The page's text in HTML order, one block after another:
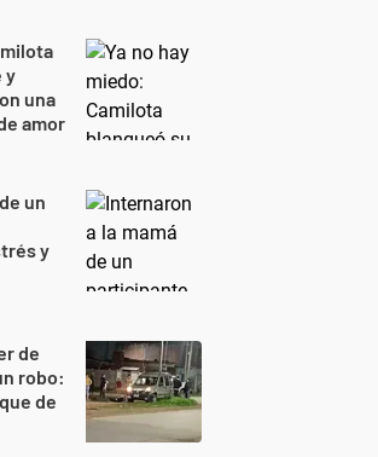
y
una
amor
un
y
de
robo:
de